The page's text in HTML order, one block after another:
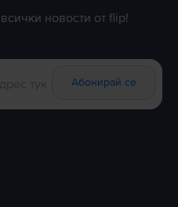
новости от flip!
Абонирай се